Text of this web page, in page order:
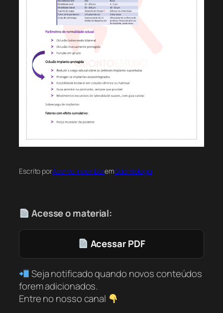
Escrito porAcervo Index BotemOdontologia
Acesse o material:
Acessar PDF
Seja notificado quando novos conteúdos
forem adicionados.
Entre no nosso canal